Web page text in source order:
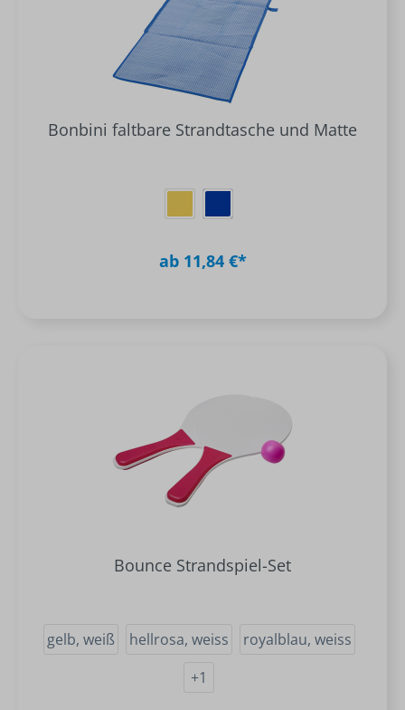
Bonbini faltbare Strandtasche und Matte
ab 11,84 €*
Bounce Strandspiel-Set
gelb, weiß hellrosa, weiss
royalblau, weiss
+1